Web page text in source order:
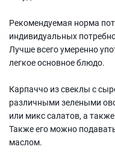
Рекомендуемая норма
индивидуальных
Лучше всего умеренно
легкое основное блюдо.
Карпаччо из свеклы с
различными зелеными
или микс салатов, а
Также его можно
маслом.